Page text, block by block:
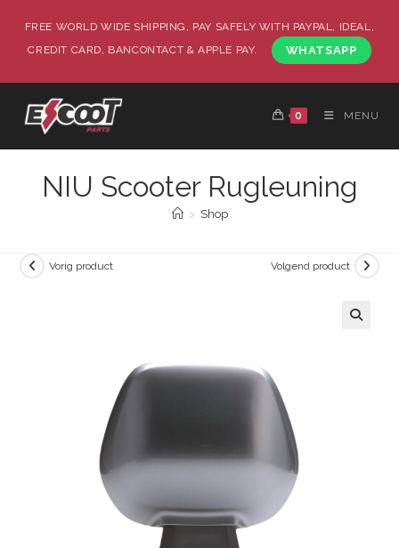
FREE WORLD WIDE SHIPPING, PAY SAFELY WITH PAYPAL, IDEAL,
CREDIT CARD, BANCONTACT & APPLE PAY.
WHATSAPP
0 MENU
NIU Scooter Rugleuning
> Shop
Vorig product Volgend product